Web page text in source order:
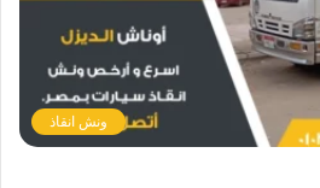
ونش انقاذ